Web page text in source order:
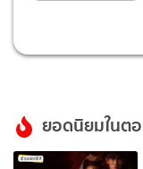
ยอดนิยมในต